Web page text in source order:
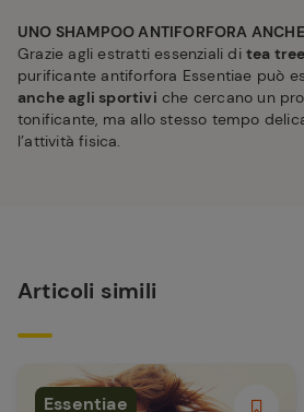
UNO SHAMPOO ANTIFORFORA
Grazie agli estratti essenziali di tea tree
purificante antiforfora Essentiae può
anche agli sportivi che cercano un
tonificante, ma allo stesso tempo
l’attività fisica.
Articoli simili
Essentiae